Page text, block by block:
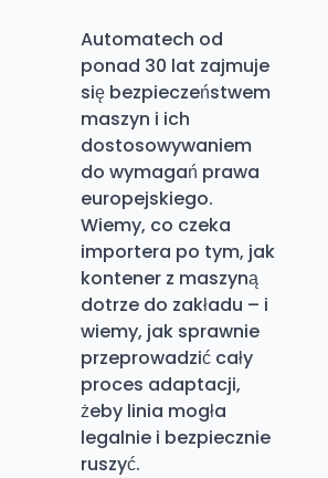
Automatech od
ponad 30 lat zajmuje
się bezpieczeństwem
maszyn i ich
dostosowywaniem
do wymagań prawa
europejskiego.
Wiemy, co czeka
importera po tym, jak
kontener z maszyną
dotrze do zakładu – i
wiemy, jak sprawnie
przeprowadzić cały
proces adaptacji,
żeby linia mogła
legalnie i bezpiecznie
ruszyć.